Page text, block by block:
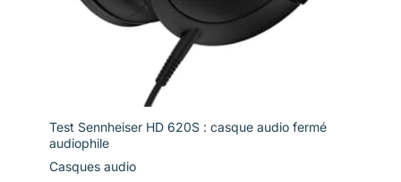
Test Sennheiser HD 620S : casque audio fermé
audiophile
Casques audio